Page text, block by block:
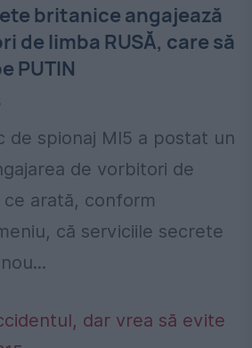
britanice angajează
de limba RUSĂ, care să
PUTIN
de spionaj MI5 a postat un
de vorbitori de
arată, conform
că serviciile secrete